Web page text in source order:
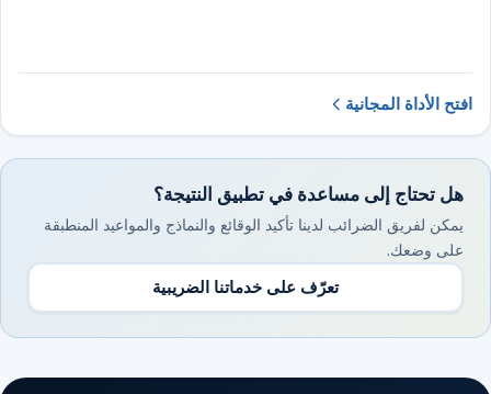
افتح الأداة المجانية
هل تحتاج إلى مساعدة في تطبيق النتيجة؟
يمكن لفريق الضرائب لدينا تأكيد الوقائع والنماذج والمواعيد المنطبقة
على وضعك.
تعرّف على خدماتنا الضريبية